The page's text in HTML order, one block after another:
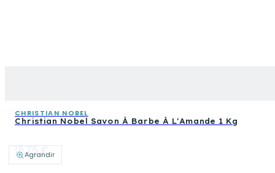
Agrandir
CHRISTIAN NOBEL
Christian Nobel Savon À Barbe À L'Amande 1 Kg
15,75 €